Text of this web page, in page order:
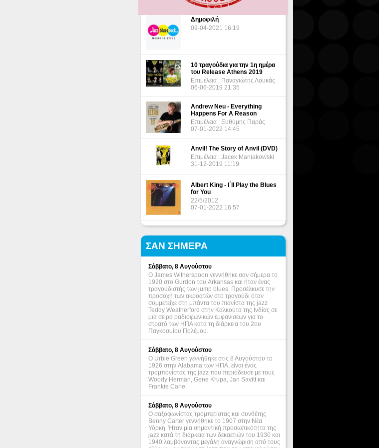
Δημοφιλή
09-04-2021 16:19
10 τραγούδια για την 1η ημέρα
του Release Athens 2019
Επιμέλεια : Παναγιώτης Λουκάς
06-06-2019 21:35
Andrew Neu - Everything
Happens For A Reason
Επιμέλεια : Ευθύμης Παράς
07-01-2022 14:45
Anvil! The Story of Anvil (DVD)
Επιμέλεια : Jacek Maniakowski
31-12-2019 11:19
Albert King - I΄ll Play the Blues
for You
22/5/2012
07-01-2022 16:57
ΣΑΝ ΣΗΜΕΡΑ
Σάββατο, 8 Αυγούστου
Ο James Witherspoon γεννήθηκε σαν σήμερα το
1920 στο Gurdon του Arkansas και ήταν ένας
τραγουδιστής των jump blues. Προσέλκυσε την
προσοχή των ακροατών στο τραγούδι όταν
συμμετείχε στη μπάντα του πιανίστα της jazz
Teddy Weatherford στην Καλκούτα της Ινδίας σε
μια σειρά ραδιοφωνικών εμφανίσεων για το
στρατό των ΗΠΑ κατά τη διάρκεια του 2ου
Παγκοσμίου Πολέμου.
Σάββατο, 8 Αυγούστου
Ο Urbie Green γεννήθηκε στις 8 Αυγούστου το
1926 στην Alabama των ΗΠΑ, είναι ένας
τρομπονίστας της jazz που περιόδευσε με τους
Woody Herman, Gene Krupa, Jan Savitt και
Frankie Carle.
Σάββατο, 8 Αυγούστου
Ο σαξοφωνίστας τρομπετίστας και συνθέτης
Benny Carter γεννήθηκε το 1907 στην Νέα
Υόρκη. Ήταν μια σημαντική προσωπικότητα της
jazz κατά τη διάρκεια των δεκαετιών του 1930 και
1940 λαμβάνοντας μεγάλη αναγνώριση από τους